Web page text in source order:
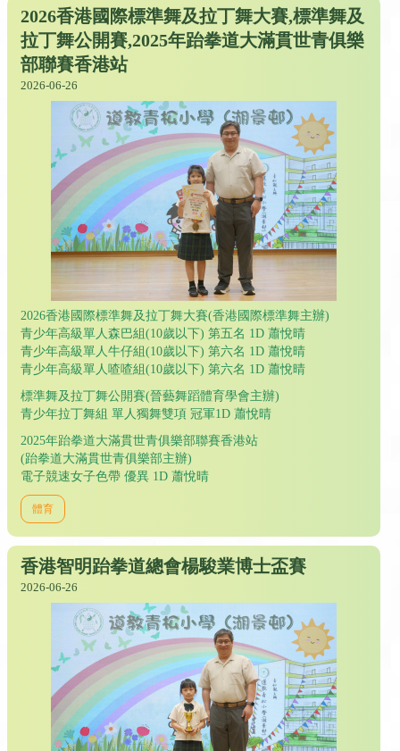
2026香港國際標準舞及拉丁舞大賽,標準舞及
拉丁舞公開賽,2025年跆拳道大滿貫世青俱樂
部聯賽香港站
2026-06-26
2026香港國際標準舞及拉丁舞大賽(香港國際標準舞主辦)
青少年高級單人森巴組(10歲以下) 第五名 1D 蕭悅晴
青少年高級單人牛仔組(10歲以下) 第六名 1D 蕭悅晴
青少年高級單人喳喳組(10歲以下) 第六名 1D 蕭悅晴
標準舞及拉丁舞公開賽(晉藝舞蹈體育學會主辦)
青少年拉丁舞組 單人獨舞雙項 冠軍1D 蕭悅晴
2025年跆拳道大滿貫世青俱樂部聯賽香港站
(跆拳道大滿貫世青俱樂部主辦)
電子競速女子色帶 優異 1D 蕭悅晴
體育
香港智明跆拳道總會楊駿業博士盃賽
2026-06-26